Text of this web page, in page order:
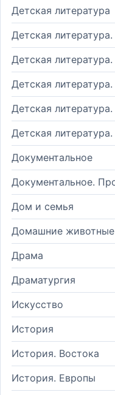
Детская литература
Детская
Детская
Детская
Детская
Детская
Документальное
Документальное.
Дом и семья
Домашние животные
Драма
Драматургия
Искусство
История
История. Востока
История. Европы